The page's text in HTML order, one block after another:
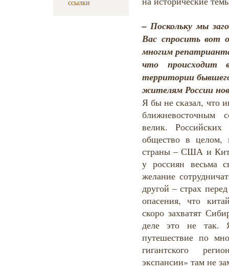
ссылки
– Поскольку мы
Вас спросить вот
многим
что
территории
жителям России
Я бы не сказал, что
ближневосточным
велик.
общество в целом,
страны – США и
у россиян весьма
желание
другой – страх
опасения, что
скоро захватят
деле это не так.
путешествие по
гигантского
экспансии» там не